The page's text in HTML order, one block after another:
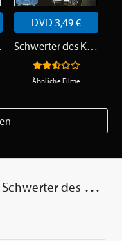
DVD 3,49 €
Schwerter des Königs 3 - Die letzte Mission
Ähnliche Filme
des Königs